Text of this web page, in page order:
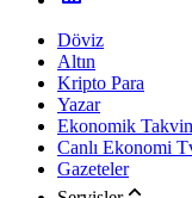
Döviz
Altın
Kripto Para
Yazar
Ekonomik
Canlı Ekonomi
Gazeteler